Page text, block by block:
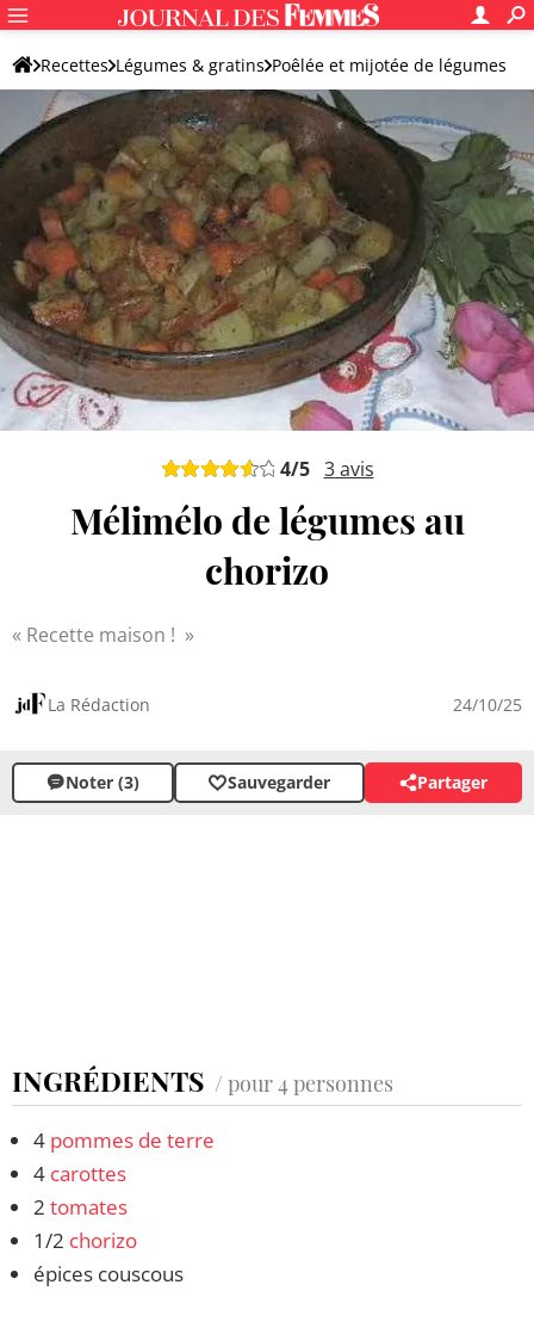
Recettes Légumes & gratins Poêlée et mijotée de légumes
Autre mijoté de légumes
4/5 3avis
Mélimélo de légumes au
chorizo
Recette maison !
La Rédaction 24/10/25
Noter (3) Sauvegarder Partager
INGRÉDIENTS / pour 4 personnes
4 pommes de terre
4 carottes
2 tomates
1/2 chorizo
épices couscous